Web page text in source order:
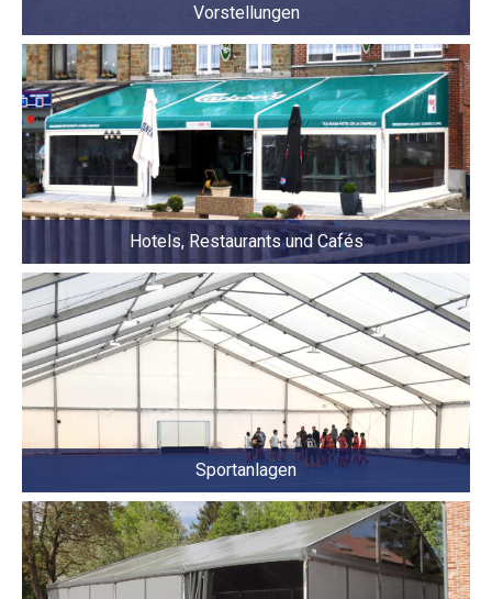
Vorstellungen
Hotels, Restaurants und Cafés
Sportanlagen